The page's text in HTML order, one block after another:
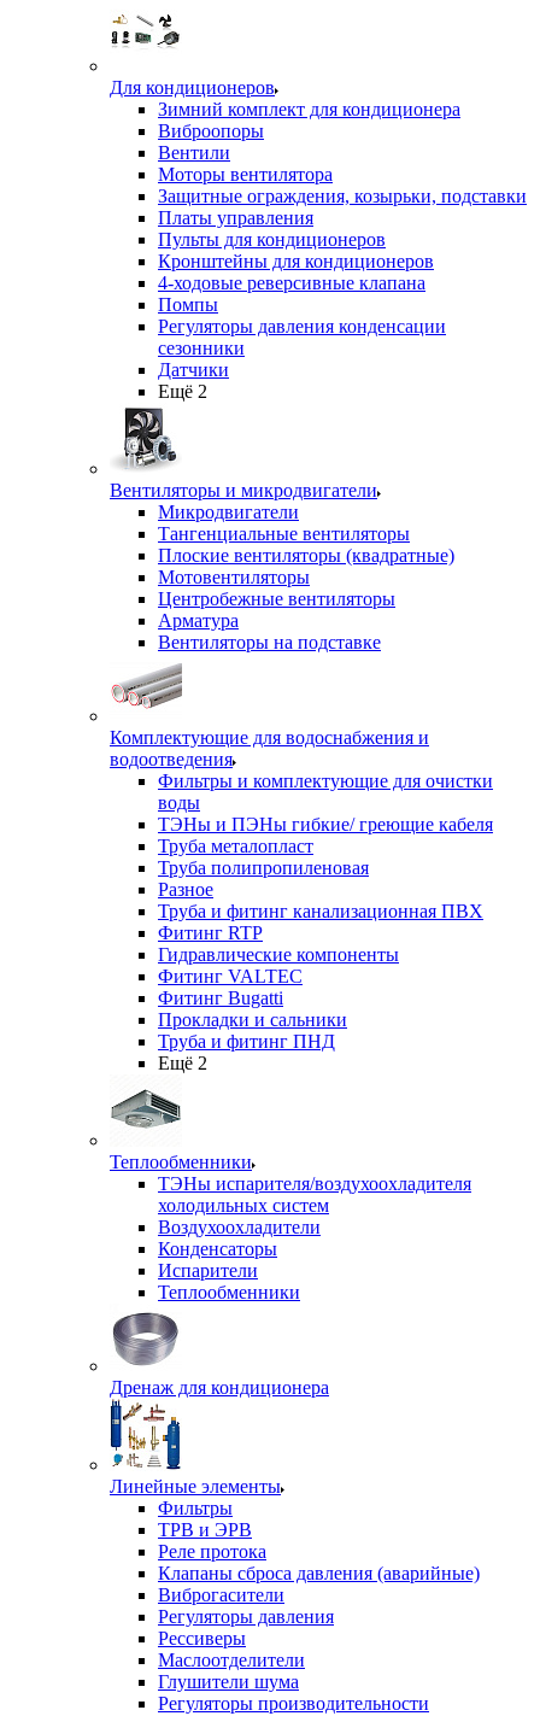
Для кондиционеров
Зимний комплект для кондиционера
Виброопоры
Вентили
Моторы вентилятора
Защитные ограждения, козырьки, подставки
Платы управления
Пульты для кондиционеров
Кронштейны для кондиционеров
4-ходовые реверсивные клапана
Помпы
Регуляторы давления конденсации
сезонники
Датчики
Ещё 2
Вентиляторы и микродвигатели
Микродвигатели
Тангенциальные вентиляторы
Плоские вентиляторы (квадратные)
Мотовентиляторы
Центробежные вентиляторы
Арматура
Вентиляторы на подставке
Комплектующие для водоснабжения и
водоотведения
Фильтры и комплектующие для очистки
воды
ТЭНы и ПЭНы гибкие/ греющие кабеля
Труба металопласт
Труба полипропиленовая
Разное
Труба и фитинг канализационная ПВХ
Фитинг RTP
Гидравлические компоненты
Фитинг VALTEC
Фитинг Bugatti
Прокладки и сальники
Труба и фитинг ПНД
Ещё 2
Теплообменники
ТЭНы испарителя/воздухоохладителя
холодильных систем
Воздухоохладители
Конденсаторы
Испарители
Теплообменники
Дренаж для кондиционера
Линейные элементы
Фильтры
ТРВ и ЭРВ
Реле протока
Клапаны сброса давления (аварийные)
Виброгасители
Регуляторы давления
Рессиверы
Маслоотделители
Глушители шума
Регуляторы производительности